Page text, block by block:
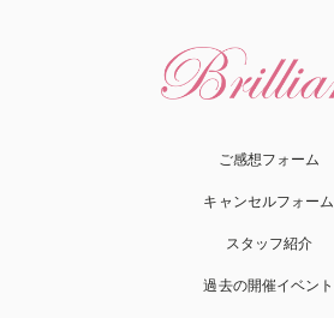
ご感想フォーム
キャンセルフォーム
スタッフ紹介
過去の開催イベント